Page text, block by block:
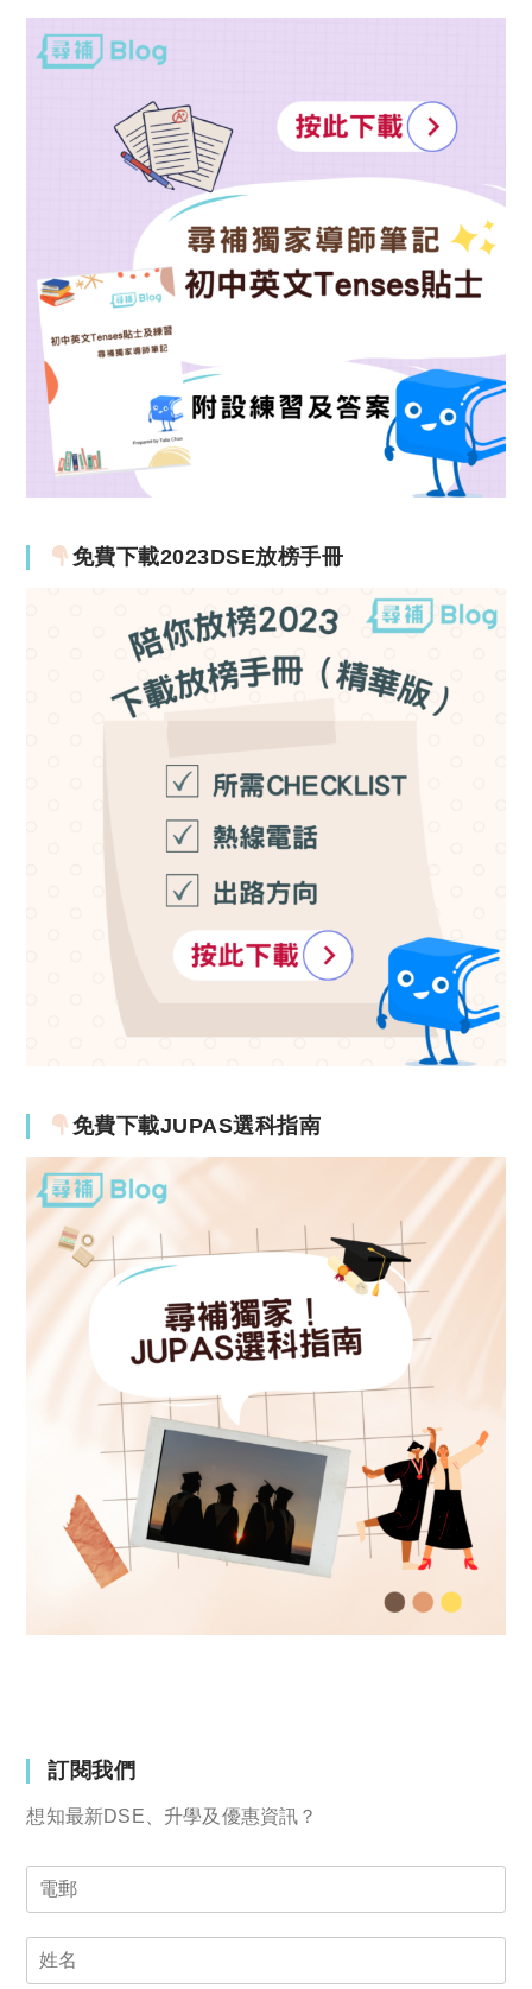
免費下載2023DSE放榜手冊
免費下載JUPAS選科指南
訂閱我們
想知最新DSE、升學及優惠資訊？